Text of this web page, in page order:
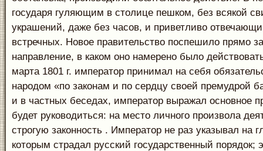
государя гуляющим в столице пешком, без всякой
украшений, даже без часов, и приветливо
встречных. Новое правительство поспешило прямо
направление, в каком оно намерено было
марта 1801 г. император принимал на себя
народом «по законам и по сердцу своей премудрой
и в частных беседах, император выражал основное
будет руководиться: на место личного произвола
строгую законность . Император не раз указывал на
которым страдал русский государственный порядок;